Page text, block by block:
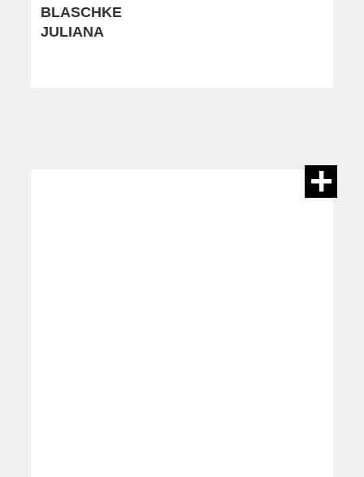
BLASCHKE
JULIANA